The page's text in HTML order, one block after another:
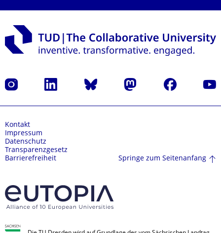
Instagram LinkedIn Bluesky Mastodon Facebook
Kontakt
Impressum
Datenschutz
Transparenzgesetz
Barrierefreiheit
Springe zum Seitenanfang